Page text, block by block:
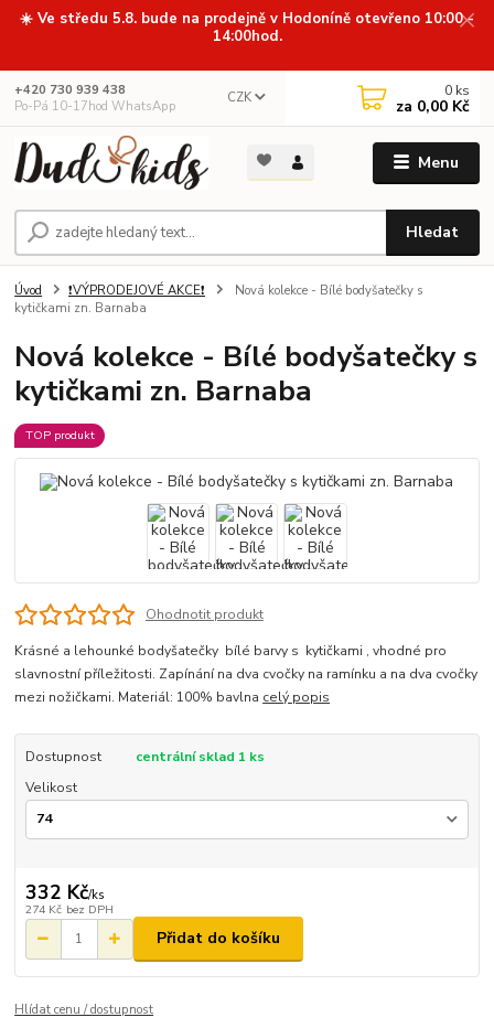
☀️ Ve středu 5.8. bude na prodejně v Hodoníně otevřeno 10:00 -
14:00hod.
Menu
CZK
Hledat
+420 730 939 438
Po-Pá 10-17hod WhatsApp
0 ks
za 0,00 Kč
Úvod ❗VÝPRODEJOVÉ AKCE❗
Nová kolekce - Bílé bodyšatečky s
kytičkami zn. Barnaba
Nová kolekce - Bílé bodyšatečky s
kytičkami zn. Barnaba
TOP produkt
Ohodnotit produkt
Krásné a lehounké bodyšatečky bílé barvy s kytičkami , vhodné pro
slavnostní příležitosti. Zapínání na dva cvočky na ramínku a na dva cvočky
mezi nožičkami. Materiál: 100% bavlna celý popis
Dostupnost
centrální sklad 1 ks
Velikost
332 Kč/ks
274 Kč bez DPH
Přidat do košíku
Hlídat cenu / dostupnost